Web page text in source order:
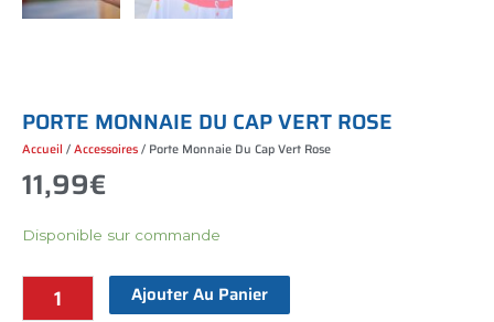
PORTE MONNAIE DU CAPVERT ROSE
Accueil /Accessoires/ Porte Monnaie Du Cap Vert Rose
11,99€
Disponible sur commande
monnaie
Ajouter Au Panier